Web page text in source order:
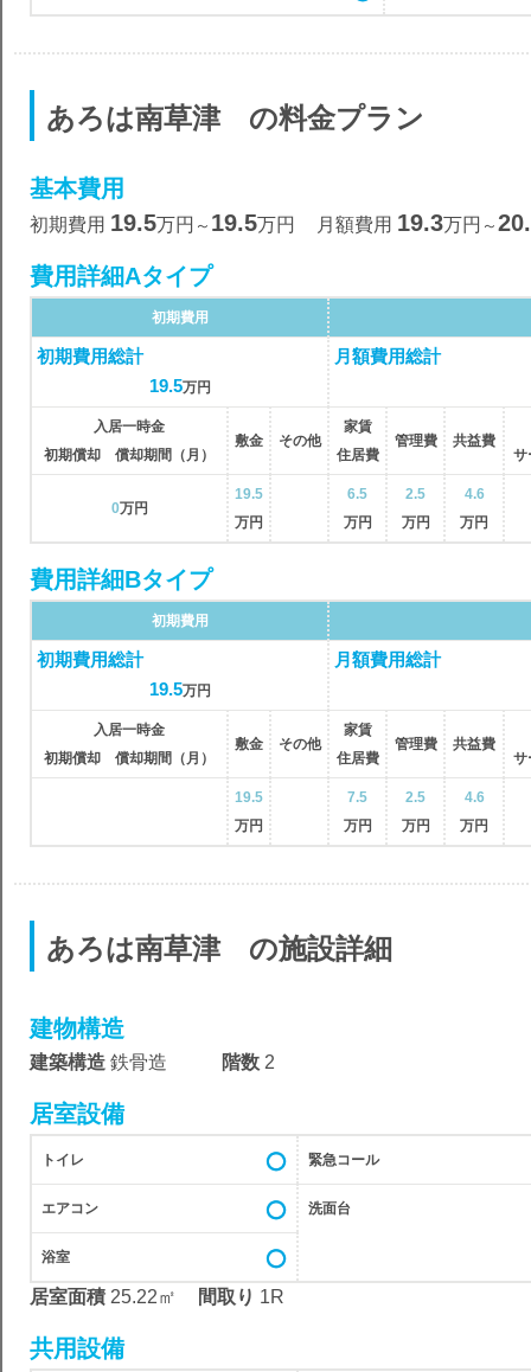
あろは南草津 の料金プラン
基本費用
初期費用 19.5万円 ～ 19.5万円 月額費用 19.3万円 ～
費用詳細Aタイプ
初期費用
初期費用総計
19.5万円
月額費用総計
入居一時金
初期償却 償却期間（月）
敷金 その他
家賃
住居費
管理費
共益費
サ
0万円
19.5
万円
6.5
万円
2.5
万円
4.6
万円
費用詳細Bタイプ
初期費用
初期費用総計
19.5万円
月額費用総計
入居一時金
初期償却 償却期間（月）
敷金 その他
家賃
住居費
管理費
共益費
サ
19.5
万円
7.5
万円
2.5
万円
4.6
万円
あろは南草津 の施設詳細
建物構造
建築構造 鉄骨造 階数 2
居室設備
トイレ 緊急コール
エアコン 洗面台
浴室
居室面積 25.22㎡ 間取り 1R
共用設備